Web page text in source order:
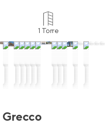
1 Torre
Grecco